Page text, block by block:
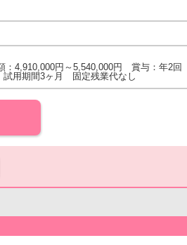
：4,910,000円～5,540,000円 賞与：年2回
用期間3ヶ月 固定残業代なし